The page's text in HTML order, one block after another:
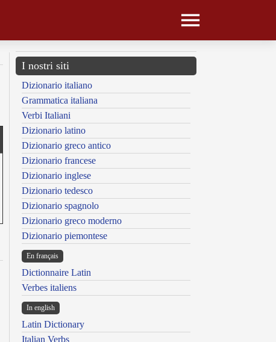
I nostri siti
Dizionario italiano
Grammatica italiana
Verbi Italiani
Dizionario latino
Dizionario greco antico
Dizionario francese
Dizionario inglese
Dizionario tedesco
Dizionario spagnolo
Dizionario greco moderno
Dizionario piemontese
En français
Dictionnaire Latin
Verbes italiens
In english
Latin Dictionary
Italian Verbs